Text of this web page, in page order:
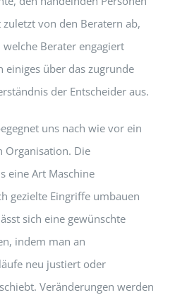
von den Beratern ab,
Berater engagiert
einiges über das zugrunde
der Entscheider aus.
uns nach wie vor ein
Organisation. Die
eine Art Maschine
gezielte Eingriffe umbauen
sich eine gewünschte
indem man an
neu justiert oder
Veränderungen werden